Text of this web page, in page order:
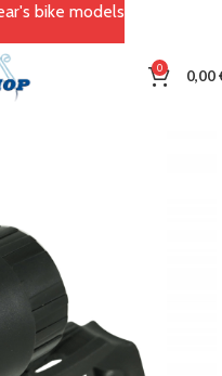
0 0,00
bike models